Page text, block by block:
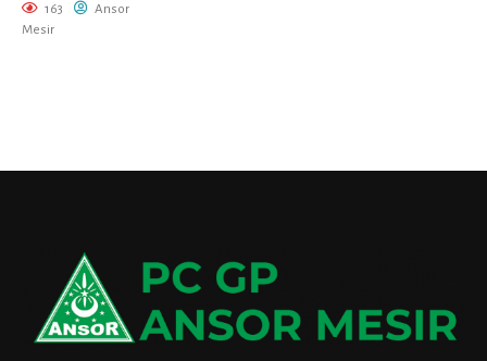
163
Ansor
Mesir